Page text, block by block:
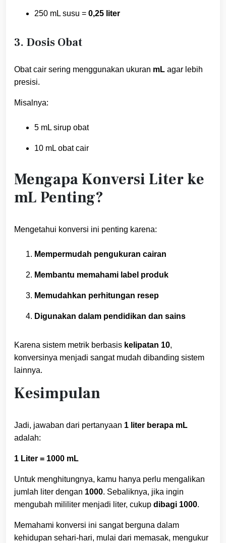
250 mL susu = 0,25 liter
3. Dosis Obat
Obat cair sering menggunakan ukuran mL agar lebih
presisi.
Misalnya:
5 mL sirup obat
10 mL obat cair
Mengapa Konversi Liter ke
mL Penting?
Mengetahui konversi ini penting karena:
Mempermudah pengukuran cairan
Membantu memahami label produk
Memudahkan perhitungan resep
Digunakan dalam pendidikan dan sains
Karena sistem metrik berbasis kelipatan 10,
konversinya menjadi sangat mudah dibanding sistem
lainnya.
Kesimpulan
Jadi, jawaban dari pertanyaan 1 liter berapa mL
adalah:
1 Liter = 1000 mL
Untuk menghitungnya, kamu hanya perlu mengalikan
jumlah liter dengan 1000. Sebaliknya, jika ingin
mengubah mililiter menjadi liter, cukup dibagi 1000.
Memahami konversi ini sangat berguna dalam
kehidupan sehari-hari, mulai dari memasak, mengukur